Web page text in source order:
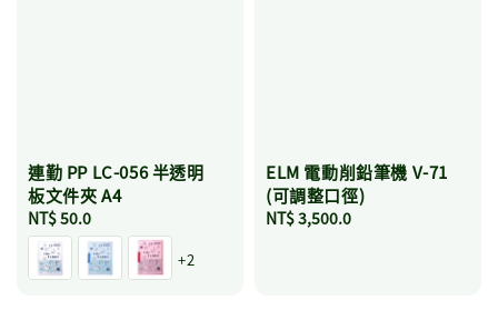
連勤 PP LC-056 半透明
板文件夾 A4
Regular
price
NT$ 50.0
+2
ELM 電動削鉛筆機 V-71
(可調整口徑)
Regular
NT$ 3,500.0